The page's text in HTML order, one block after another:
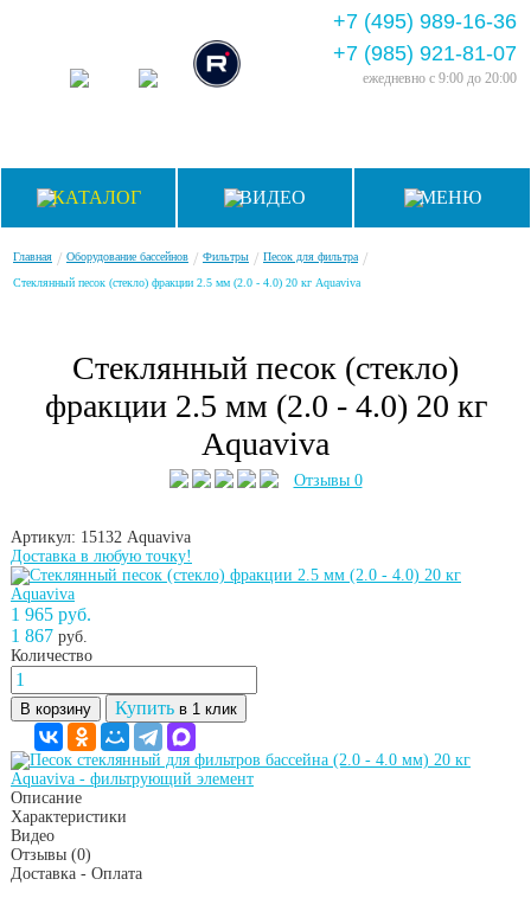
+7 (495) 989-16-36
+7 (985) 921-81-07
ежедневно с 9:00 до 20:00
КАТАЛОГ ВИДЕО МЕНЮ
Главная / Оборудование бассейнов / Фильтры / Песок для фильтра /
Стеклянный песок (стекло) фракции 2.5 мм (2.0 - 4.0) 20 кг Aquaviva
Стеклянный песок (стекло)
фракции 2.5 мм (2.0 - 4.0) 20 кг
Aquaviva
Отзывы 0
Артикул: 15132 Aquaviva
Доставка в любую точку!
1 965 руб.
1 867 руб.
Количество
В корзину Купить в 1 клик
Описание
Характеристики
Видео
Отзывы (0)
Доставка - Оплата